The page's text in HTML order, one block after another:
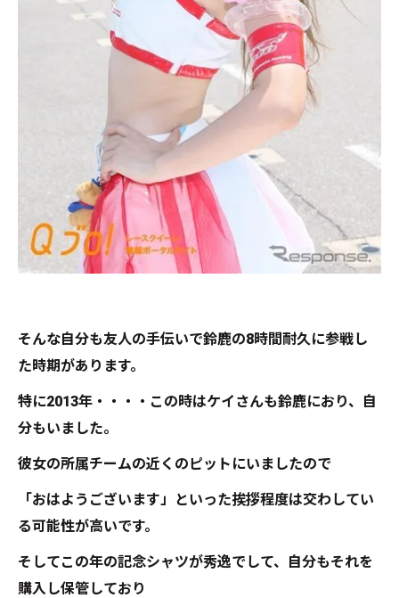
そんな自分も友人の手伝いで鈴鹿の8時間耐久に参戦し
た時期があります。
特に2013年・・・・この時はケイさんも鈴鹿におり、自
分もいました。
彼女の所属チームの近くのピットにいましたので
「おはようございます」といった挨拶程度は交わしてい
る可能性が高いです。
そしてこの年の記念シャツが秀逸でして、自分もそれを
購入し保管しており